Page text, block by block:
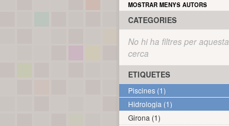
MOSTRAR MENYS AUTORS
CATEGORIES
No hi ha filtres per aquesta
cerca
ETIQUETES
Piscines (1)
Hidrologia (1)
Girona (1)